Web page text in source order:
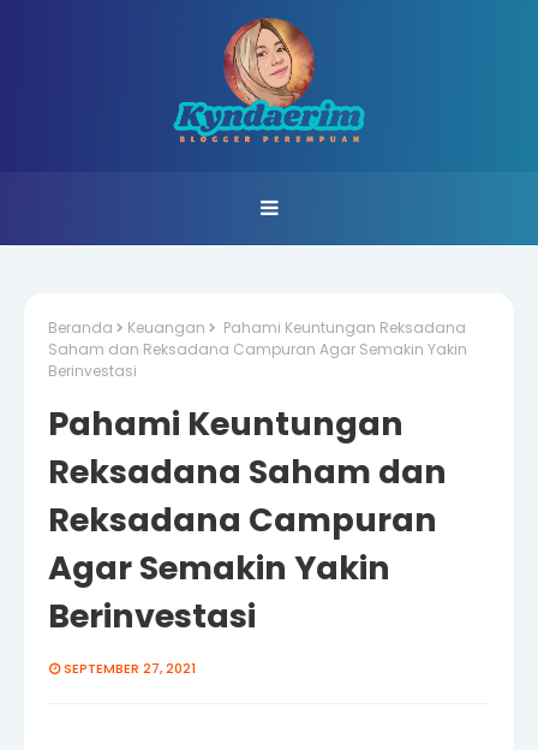
Beranda Keuangan
Pahami Keuntungan Reksadana
Saham dan Reksadana Campuran Agar Semakin Yakin
Berinvestasi
Pahami Keuntungan
Reksadana Saham dan
Reksadana Campuran
Agar Semakin Yakin
Berinvestasi
SEPTEMBER 27, 2021